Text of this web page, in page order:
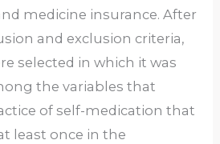
medicine insurance. After
and exclusion criteria,
selected in which it was
the variables that
of self-medication that
least once in the